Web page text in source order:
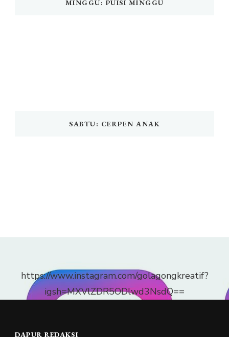
MINGGU: PUISI MINGGU
SABTU: CERPEN ANAK
https://www.instagram.com/golagongkreatif?
igsh=MXVlZDR5ODlwd3NsdQ==
DAPUR REDAKSI